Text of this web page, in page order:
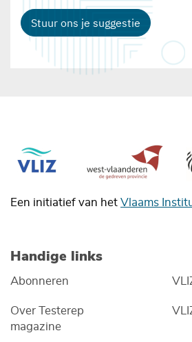
Stuur ons je suggestie
Een initiatief van het Vlaams
Handige links
Abonneren
Over Testerep
magazine